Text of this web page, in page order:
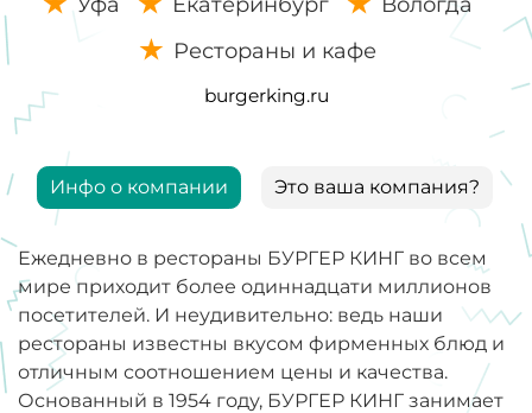
Рестораны и кафе
burgerking.ru
Инфо о компании Это ваша компания?
Ежедневно в рестораны БУРГЕР КИНГ во всем
мире приходит более одиннадцати миллионов
посетителей. И неудивительно: ведь наши
рестораны известны вкусом фирменных блюд и
отличным соотношением цены и качества.
Основанный в 1954 году, БУРГЕР КИНГ занимает